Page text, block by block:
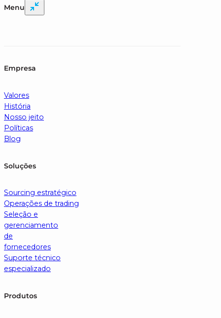
Menu
Empresa
Valores
História
Nosso jeito
Políticas
Blog
Soluções
Sourcing estratégico
Operações de trading
Seleção e
gerenciamento
de
fornecedores
Suporte técnico
especializado
Produtos